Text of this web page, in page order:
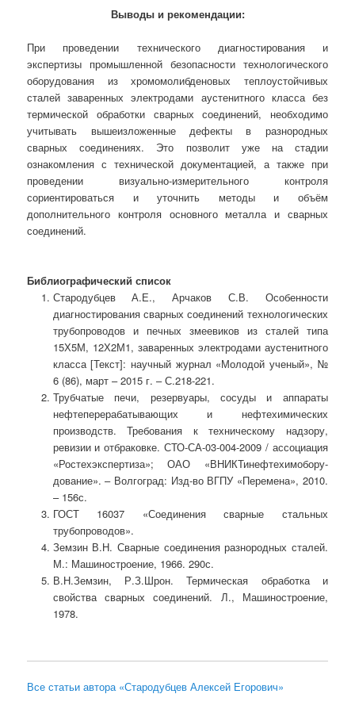
Выводы и рекомендации:
При проведении технического диагностирования и
экспертизы промышленной безопасности технологического
оборудования из хромомолибденовых теплоустойчивых
сталей заваренных электродами аустенитного класса без
термической обработки сварных соединений, необходимо
учитывать вышеизложенные дефекты в разнородных
сварных соединениях. Это позволит уже на стадии
ознакомления с технической документацией, а также при
проведении визуально-измерительного контроля
сориентироваться и уточнить методы и объём
дополнительного контроля основного металла и сварных
соединений.
Библиографический список
Стародубцев А.Е., Арчаков С.В. Особенности
диагностирования сварных соединений технологических
трубопроводов и печных змеевиков из сталей типа
15Х5М, 12Х2М1, заваренных электродами аустенитного
класса [Текст]: научный журнал «Молодой ученый», №
6 (86), март – 2015 г. – С.218-221.
Трубчатые печи, резервуары, сосуды и аппараты
нефтеперерабатывающих и нефтехимических
производств. Требования к техническому надзору,
ревизии и отбраковке. СТО-СА-03-004-2009 / ассоциация
«Ростехэкспертиза»; ОАО «ВНИКТинефтехимобору-
дование». – Волгоград: Изд-во ВГПУ «Перемена», 2010.
– 156с.
ГОСТ 16037 «Соединения сварные стальных
трубопроводов».
Земзин В.Н. Сварные соединения разнородных сталей.
М.: Машиностроение, 1966. 290с.
В.Н.Земзин, Р.З.Шрон. Термическая обработка и
свойства сварных соединений. Л., Машиностроение,
1978.
Все статьи автора «Стародубцев Алексей Егорович»